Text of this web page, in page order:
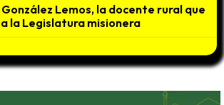
González Lemos, la docente rural que
la Legislatura misionera